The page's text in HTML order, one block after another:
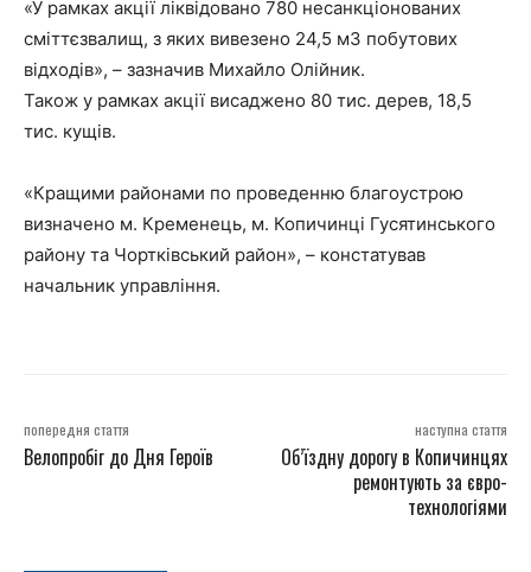
«У рамках акції ліквідовано 780 несанкціонованих
сміттєзвалищ, з яких вивезено 24,5 м3 побутових
відходів», – зазначив Михайло Олійник.
Також у рамках акції висаджено 80 тис. дерев, 18,5
тис. кущів.
«Кращими районами по проведенню благоустрою
визначено м. Кременець, м. Копичинці Гусятинського
району та Чортківський район», – констатував
начальник управління.
попередня стаття
Велопробіг до Дня Героїв
наступна стаття
Об’їздну дорогу в Копичинцях
ремонтують за євро-
технологіями